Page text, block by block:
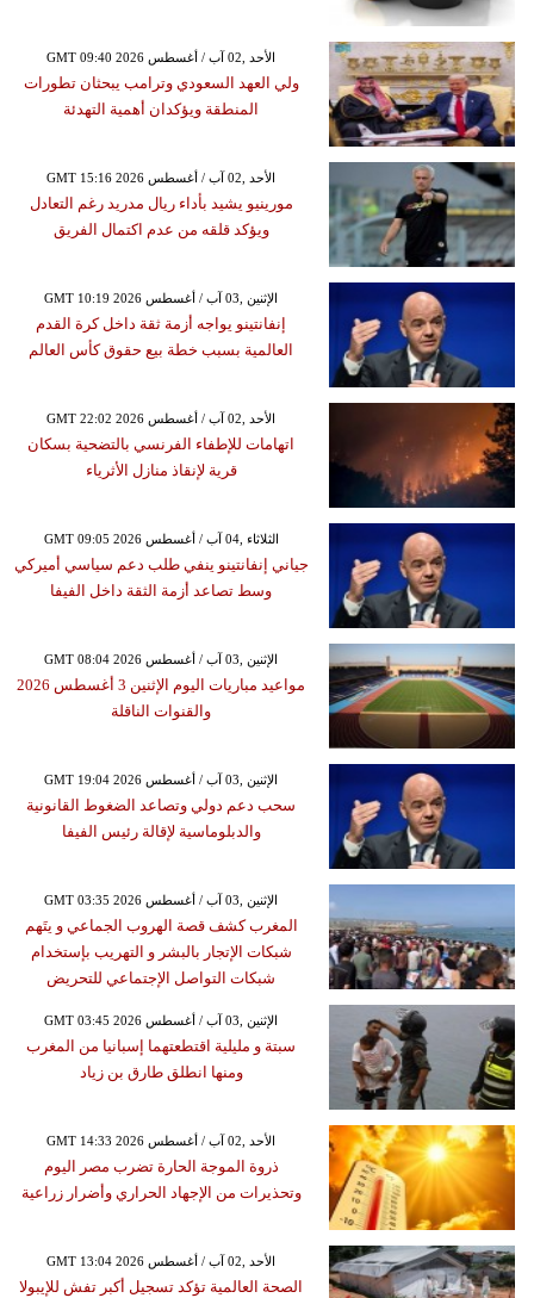
GMT 09:40 2026 الأحد ,02 آب / أغسطس
ولي العهد السعودي وترامب يبحثان تطورات
المنطقة ويؤكدان أهمية التهدئة
GMT 15:16 2026 الأحد ,02 آب / أغسطس
مورينيو يشيد بأداء ريال مدريد رغم التعادل
ويؤكد قلقه من عدم اكتمال الفريق
GMT 10:19 2026 الإثنين ,03 آب / أغسطس
إنفانتينو يواجه أزمة ثقة داخل كرة القدم
العالمية بسبب خطة بيع حقوق كأس العالم
GMT 22:02 2026 الأحد ,02 آب / أغسطس
اتهامات للإطفاء الفرنسي بالتضحية بسكان
قرية لإنقاذ منازل الأثرياء
GMT 09:05 2026 الثلاثاء ,04 آب / أغسطس
جياني إنفانتينو ينفي طلب دعم سياسي أميركي
وسط تصاعد أزمة الثقة داخل الفيفا
GMT 08:04 2026 الإثنين ,03 آب / أغسطس
مواعيد مباريات اليوم الإثنين 3 أغسطس 2026
والقنوات الناقلة
GMT 19:04 2026 الإثنين ,03 آب / أغسطس
سحب دعم دولي وتصاعد الضغوط القانونية
والدبلوماسية لإقالة رئيس الفيفا
GMT 03:35 2026 الإثنين ,03 آب / أغسطس
المغرب كشف قصة الهروب الجماعي و يتَهم
شبكات الإتجار بالبشر و التهريب بإستخدام
شبكات التواصل الإجتماعي للتحريض
GMT 03:45 2026 الإثنين ,03 آب / أغسطس
سبتة و مليلية اقتطعتهما إسبانيا من المغرب
ومنها انطلق طارق بن زياد
GMT 14:33 2026 الأحد ,02 آب / أغسطس
ذروة الموجة الحارة تضرب مصر اليوم
وتحذيرات من الإجهاد الحراري وأضرار زراعية
GMT 13:04 2026 الأحد ,02 آب / أغسطس
الصحة العالمية تؤكد تسجيل أكبر تفش للإيبولا